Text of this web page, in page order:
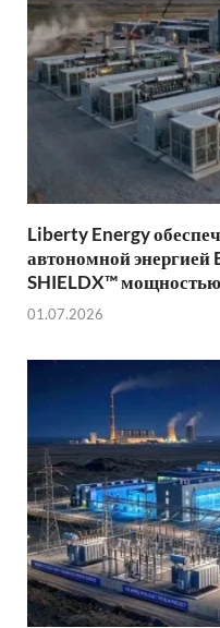
Liberty Energy
автономной
SHIELDX™
01.07.2026